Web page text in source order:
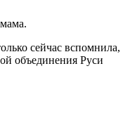
сейчас вспомнила,
объединения Руси